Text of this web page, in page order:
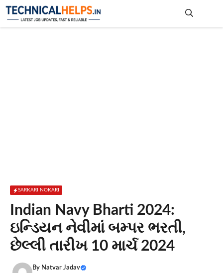
Skip
SARKARI NOKARI
Indian Navy Bharti 2024:
ઇન્ડિયન નેવીમાં બમ્પર ભરતી,
છેલ્લી તારીખ 10 માર્ચ 2024
By Natvar Jadav